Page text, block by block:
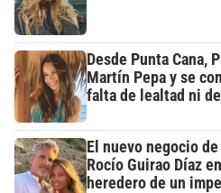
Desde Punta Cana,
Martín Pepa y se
falta de lealtad ni
El nuevo negocio
Rocío Guirao Díaz
heredero de un